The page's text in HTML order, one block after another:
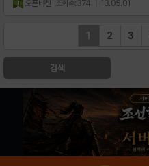
오픈바켄 조회수:374 | 13.05.01
1 2 3
검색